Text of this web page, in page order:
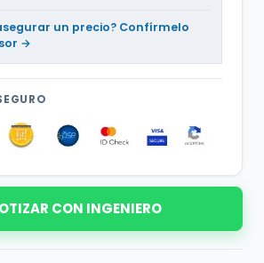
un precio? Confírmelo
→
CON INGENIERO